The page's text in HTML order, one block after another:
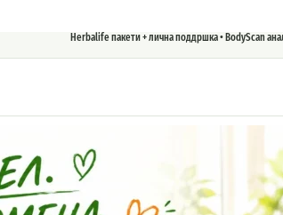
Herbalife пакети + лична поддршка • BodyScan